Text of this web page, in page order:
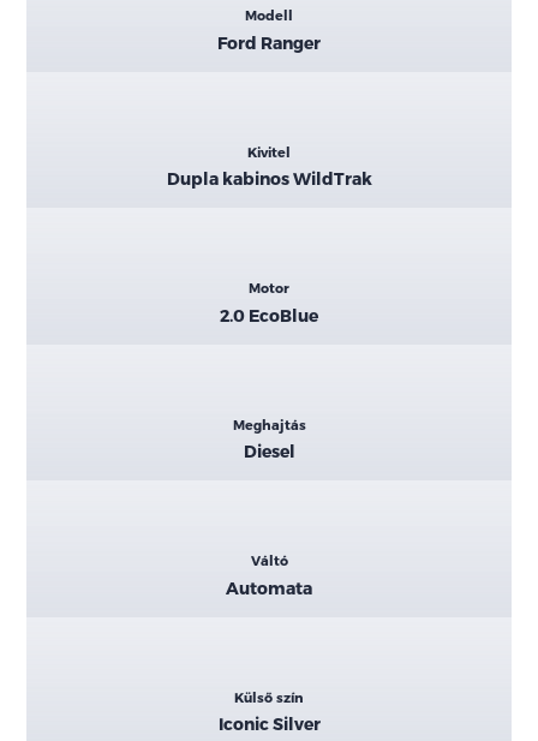
Modell
Ford Ranger
Kivitel
Dupla kabinos WildTrak
Motor
2.0 EcoBlue
Meghajtás
Diesel
Váltó
Automata
Külső szín
Iconic Silver